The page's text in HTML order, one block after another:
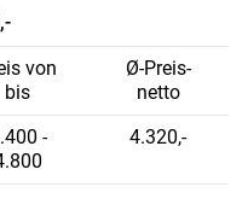
von
bis
Ø-Preis-
netto
-
4.320,-